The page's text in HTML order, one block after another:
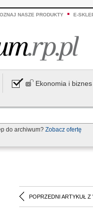
NASZE PRODUKTY E-
Ekonomia i biznes
do archiwum? Zobacz ofertę
POPRZEDNI ARTYKUŁ Z